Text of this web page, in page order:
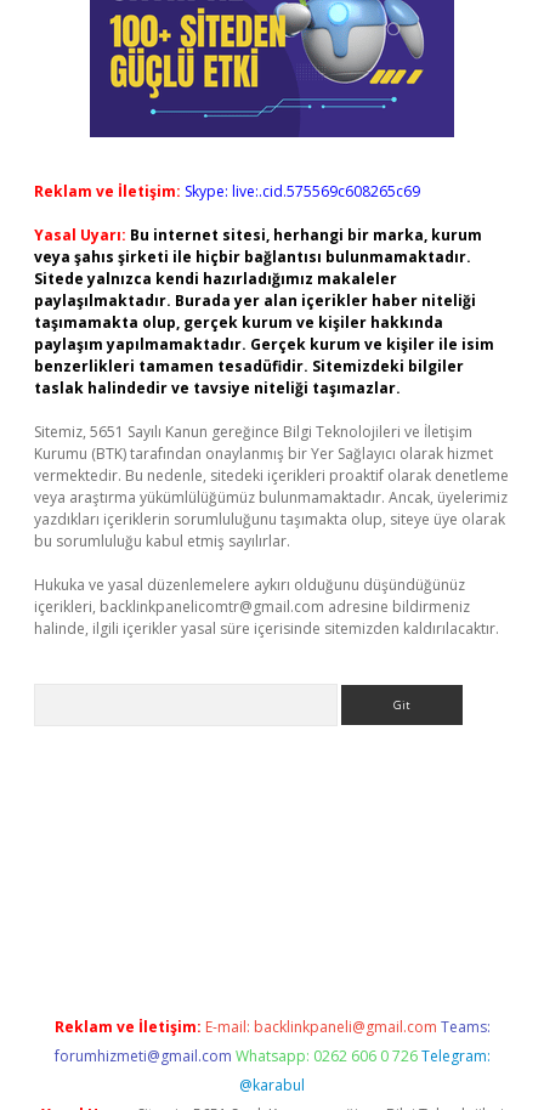
Reklam ve İletişim: Skype: live:.cid.575569c608265c69
Yasal Uyarı: Bu internet sitesi, herhangi bir marka, kurum
veya şahıs şirketi ile hiçbir bağlantısı bulunmamaktadır.
Sitede yalnızca kendi hazırladığımız makaleler
paylaşılmaktadır. Burada yer alan içerikler haber niteliği
taşımamakta olup, gerçek kurum ve kişiler hakkında
paylaşım yapılmamaktadır. Gerçek kurum ve kişiler ile isim
benzerlikleri tamamen tesadüfidir. Sitemizdeki bilgiler
taslak halindedir ve tavsiye niteliği taşımazlar.
Sitemiz, 5651 Sayılı Kanun gereğince Bilgi Teknolojileri ve İletişim
Kurumu (BTK) tarafından onaylanmış bir Yer Sağlayıcı olarak hizmet
vermektedir. Bu nedenle, sitedeki içerikleri proaktif olarak denetleme
veya araştırma yükümlülüğümüz bulunmamaktadır. Ancak, üyelerimiz
yazdıkları içeriklerin sorumluluğunu taşımakta olup, siteye üye olarak
bu sorumluluğu kabul etmiş sayılırlar.
Hukuka ve yasal düzenlemelere aykırı olduğunu düşündüğünüz
içerikleri, backlinkpanelicomtr@gmail.com adresine bildirmeniz
halinde, ilgili içerikler yasal süre içerisinde sitemizden kaldırılacaktır.
Reklam ve İletişim: E-mail: backlinkpaneli@gmail.com Teams:
forumhizmeti@gmail.com Whatsapp: 0262 606 0 726 Telegram:
@karabul